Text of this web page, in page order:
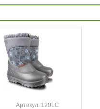
Артикул: 1201C